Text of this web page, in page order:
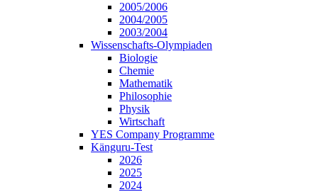
2005/2006
2004/2005
2003/2004
Wissenschafts-Olympiaden
Biologie
Chemie
Mathematik
Philosophie
Physik
Wirtschaft
YES Company Programme
Känguru-Test
2026
2025
2024